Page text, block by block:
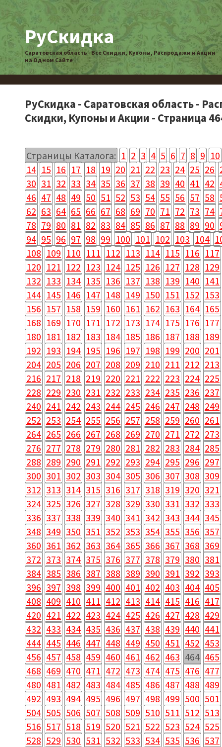
РуСкидка
Саратовская область - Все Скидки, Купоны, Распродажи и Акции
на Одном Сайте
РуСкидка - Саратовская область -
Скидки, Купоны и Акции - Страница
Страницы Каталога: 1 2 3 4 5 6 7 8 9 10
14 15 16 17 18 19 20 21 22 23 24 25 26
30 31 32 33 34 35 36 37 38 39 40 41 42
46 47 48 49 50 51 52 53 54 55 56 57 58
62 63 64 65 66 67 68 69 70 71 72 73 74
78 79 80 81 82 83 84 85 86 87 88 89 90
94 95 96 97 98 99 100 101 102 103 104
108 109 110 111 112 113 114 115 116 117
120 121 122 123 124 125 126 127 128 129
132 133 134 135 136 137 138 139 140 141
144 145 146 147 148 149 150 151 152 153
156 157 158 159 160 161 162 163 164 165
168 169 170 171 172 173 174 175 176 177
180 181 182 183 184 185 186 187 188 189
192 193 194 195 196 197 198 199 200 201
204 205 206 207 208 209 210 211 212 213
216 217 218 219 220 221 222 223 224 225
228 229 230 231 232 233 234 235 236 237
240 241 242 243 244 245 246 247 248 249
252 253 254 255 256 257 258 259 260 261
264 265 266 267 268 269 270 271 272 273
276 277 278 279 280 281 282 283 284 285
288 289 290 291 292 293 294 295 296 297
300 301 302 303 304 305 306 307 308 309
312 313 314 315 316 317 318 319 320 321
324 325 326 327 328 329 330 331 332 333
336 337 338 339 340 341 342 343 344 345
348 349 350 351 352 353 354 355 356 357
360 361 362 363 364 365 366 367 368 369
372 373 374 375 376 377 378 379 380 381
384 385 386 387 388 389 390 391 392 393
396 397 398 399 400 401 402 403 404 405
408 409 410 411 412 413 414 415 416 417
420 421 422 423 424 425 426 427 428 429
432 433 434 435 436 437 438 439 440 441
444 445 446 447 448 449 450 451 452 453
456 457 458 459 460 461 462 463 464 465
468 469 470 471 472 473 474 475 476 477
480 481 482 483 484 485 486 487 488 489
492 493 494 495 496 497 498 499 500 501
504 505 506 507 508 509 510 511 512 513
516 517 518 519 520 521 522 523 524 525
528 529 530 531 532 533 534 535 536 537